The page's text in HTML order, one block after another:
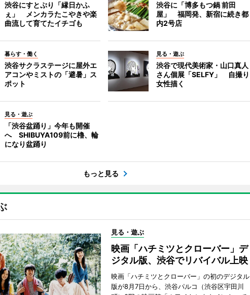
渋谷にすとぷり「縁日かふ
ぇ」 メンカラたこやきや楽
曲流して育てたイチゴも
渋谷に「博多もつ鍋 前田
屋」 福岡発、新宿に続き都
内2号店
暮らす・働く
渋谷サクラステージに屋外エ
アコンやミストの「避暑」ス
ポット
見る・遊ぶ
渋谷で現代美術家・山口真人
さん個展「SELFY」 自撮り
女性描く
見る・遊ぶ
「渋谷盆踊り」今年も開催
へ SHIBUYA109前に櫓、輪
になり盆踊り
もっと見る
見る・遊ぶ
映画「ハチミツとクローバー」デ
ジタル版、渋谷でリバイバル上映
映画「ハチミツとクローバー」の初のデジタル
版が8月7日から、渋谷パルコ（渋谷区宇田川